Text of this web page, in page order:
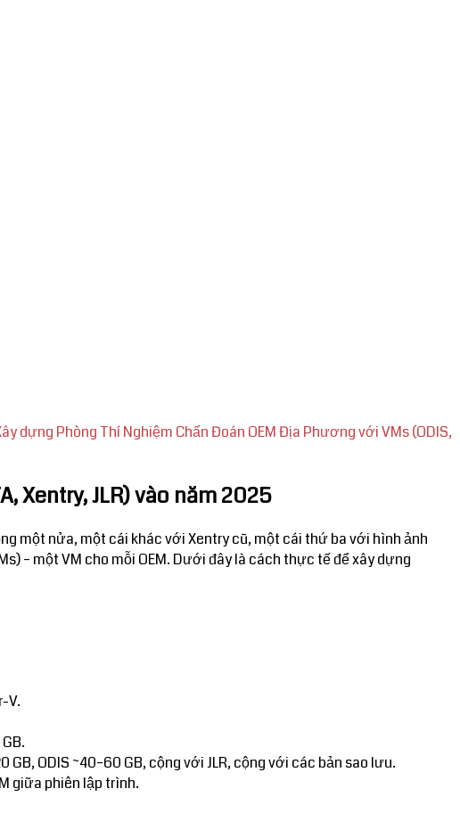
dựng Phòng Thí Nghiệm Chẩn Đoán OEM Địa Phương với VMs (ODIS,
Xentry, JLR) vào năm 2025
một nửa, một cái khác với Xentry cũ, một cái thứ ba với hình ảnh
– một VM cho mỗi OEM. Dưới đây là cách thực tế để xây dựng
V.
GB, ODIS ~40–60 GB, cộng với JLR, cộng với các bản sao lưu.
giữa phiên lập trình.